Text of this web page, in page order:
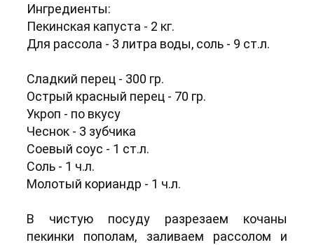
Ингредиенты:
Пекинская капуста - 2 кг.
Для рассола - 3 литра воды, соль - 9 ст.л.
Сладкий перец - 300 гр.
Острый красный перец - 70 гр.
Укроп - по вкусу
Чеснок - 3 зубчика
Соевый соус - 1 ст.л.
Соль - 1 ч.л.
Молотый кориандр - 1 ч.л.
В чистую посуду разрезаем кочаны
пекинки пополам, заливаем рассолом и